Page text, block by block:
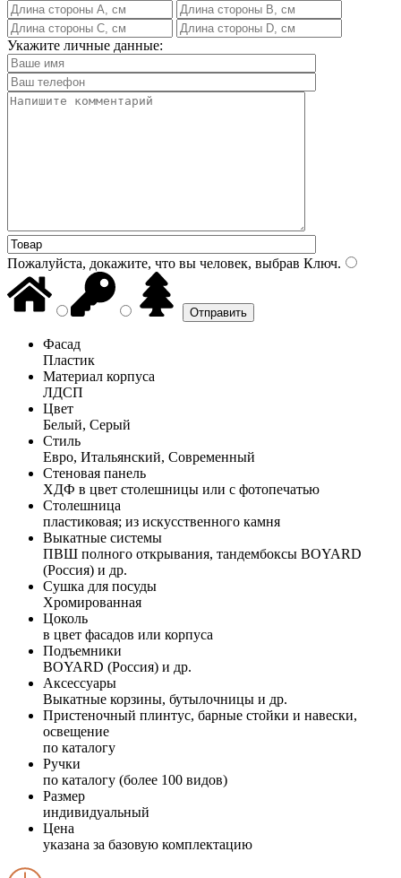
Укажите личные данные:
Пожалуйста, докажите, что вы человек, выбрав Ключ.
Фасад
Пластик
Материал корпуса
ЛДСП
Цвет
Белый, Серый
Стиль
Евро, Итальянский, Современный
Стеновая панель
ХДФ в цвет столешницы или с фотопечатью
Столешница
пластиковая; из искусственного камня
Выкатные системы
ПВШ полного открывания, тандембоксы BOYARD
(Россия) и др.
Сушка для посуды
Хромированная
Цоколь
в цвет фасадов или корпуса
Подъемники
BOYARD (Россия) и др.
Аксессуары
Выкатные корзины, бутылочницы и др.
Пристеночный плинтус, барные стойки и навески,
освещение
по каталогу
Ручки
по каталогу (более 100 видов)
Размер
индивидуальный
Цена
указана за базовую комплектацию